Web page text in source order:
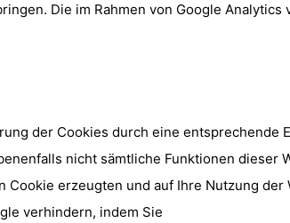
Die im Rahmen von Google
der Cookies durch eine
nicht sämtliche Funktionen
Cookie erzeugten und auf Ihre Nutzung
verhindern, indem Sie